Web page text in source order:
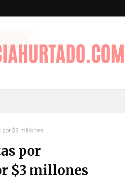
por $3 millones
por
$3 millones